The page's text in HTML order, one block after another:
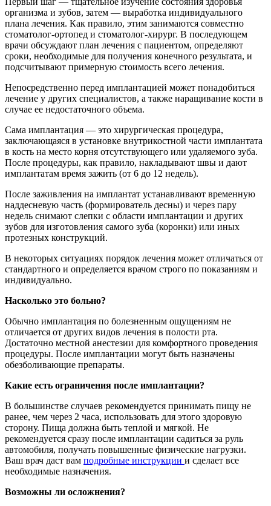
организма и зубов, затем — выработка индивидуального
плана лечения. Как правило, этим занимаются совместно
стоматолог-ортопед и стоматолог-хирург. В последующем
врачи обсуждают план лечения с пациентом, определяют
сроки, необходимые для получения конечного результата, и
подсчитывают примерную стоимость всего лечения.
Непосредственно перед имплантацией может понадобиться
лечение у других специалистов, а также наращивание кости в
случае ее недостаточного объема.
Сама имплантация — это хирургическая процедура,
заключающаяся в установке внутрикостной части имплантата
в кость на место корня отсутствующего или удаляемого зуба.
После процедуры, как правило, накладывают швы и дают
имплантатам время зажить (от 6 до 12 недель).
После заживления на имплантат устанавливают временную
наддесневую часть (формирователь десны) и через пару
недель снимают слепки с области имплантации и других
зубов для изготовления самого зуба (коронки) или иных
протезных конструкций.
В некоторых ситуациях порядок лечения может отличаться от
стандартного и определяется врачом строго по показаниям и
индивидуально.
Насколько это больно?
Обычно имплантация по болезненным ощущениям не
отличается от других видов лечения в полости рта.
Достаточно местной анестезии для комфортного проведения
процедуры. После имплантации могут быть назначены
обезболивающие препараты.
Какие есть ограничения после имплантации?
В большинстве случаев рекомендуется принимать пищу не
ранее, чем через 2 часа, использовать для этого здоровую
сторону. Пища должна быть теплой и мягкой. Не
рекомендуется сразу после имплантации садиться за руль
автомобиля, получать повышенные физические нагрузки.
Ваш врач даст вам подробные инструкции и сделает все
необходимые назначения.
Возможны ли осложнения?